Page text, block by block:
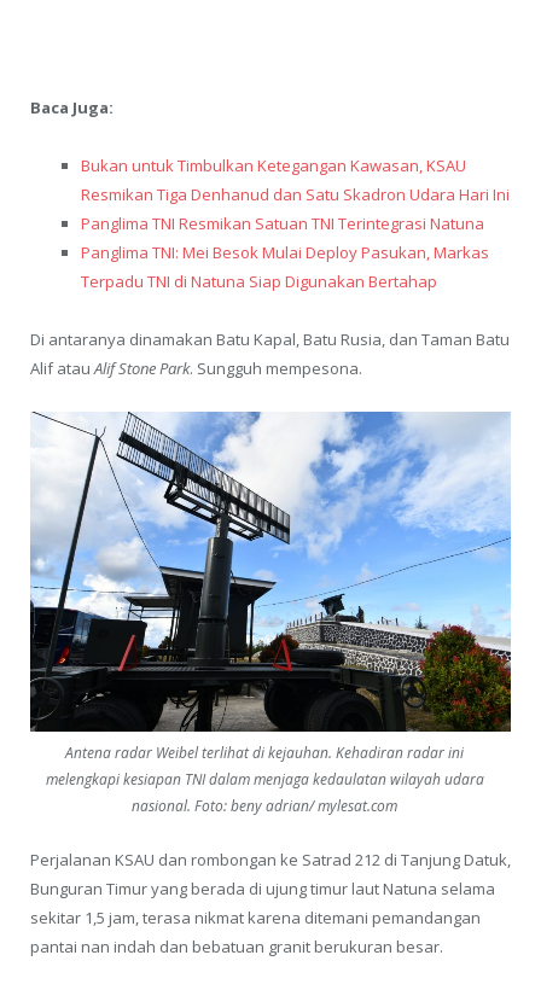
Baca Juga:
Bukan untuk Timbulkan Ketegangan Kawasan, KSAU
Resmikan Tiga Denhanud dan Satu Skadron Udara Hari Ini
Panglima TNI Resmikan Satuan TNI Terintegrasi Natuna
Panglima TNI: Mei Besok Mulai Deploy Pasukan, Markas
Terpadu TNI di Natuna Siap Digunakan Bertahap
Di antaranya dinamakan Batu Kapal, Batu Rusia, dan Taman Batu
Alif atauAlif Stone Park. Sungguh mempesona.
Antena radar Weibel terlihat di kejauhan. Kehadiran radar ini
melengkapi kesiapan TNI dalam menjaga kedaulatan wilayah udara
nasional. Foto: beny adrian/ mylesat.com
Perjalanan KSAU dan rombongan ke Satrad 212 di Tanjung Datuk,
Bunguran Timur yang berada di ujung timur laut Natuna selama
sekitar 1,5 jam, terasa nikmat karena ditemani pemandangan
pantai nan indah dan bebatuan granit berukuran besar.